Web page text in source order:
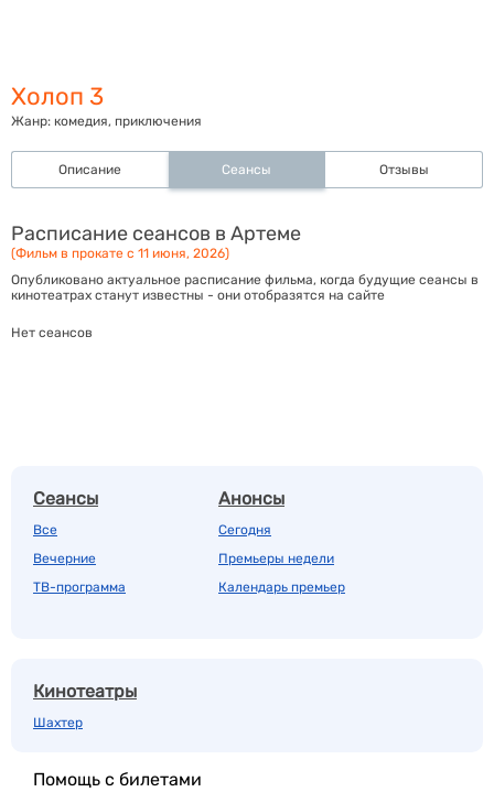
Холоп 3
Жанр: комедия, приключения
Описание Сеансы Отзывы
Расписание сеансов в Артеме
(Фильм в прокате с 11 июня, 2026)
Опубликовано актуальное расписание фильма, когда будущие сеансы в
кинотеатрах станут известны - они отобразятся на сайте
Нет сеансов
Сеансы
Все
Вечерние
ТВ-программа
Анонсы
Сегодня
Премьеры недели
Календарь премьер
Кинотеатры
Шахтер
Помощь с билетами